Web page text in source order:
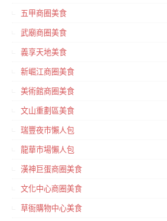
五甲商圈美食
武廟商圈美食
義享天地美食
新崛江商圈美食
美術館商圈美食
文山重劃區美食
瑞豐夜市懶人包
龍華市場懶人包
漢神巨蛋商圈美食
文化中心商圈美食
草衙購物中心美食